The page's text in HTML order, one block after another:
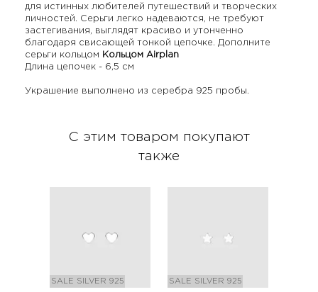
для истинных любителей путешествий и творческих
личностей. Серьги легко надеваются, не требуют
застегивания, выглядят красиво и утонченно
благодаря свисающей тонкой цепочке. Дополните
серьги кольцом
Кольцом Airplan
Длина цепочек - 6,5 см
Украшение выполнено из серебра 925 пробы.
С этим товаром покупают
также
SALE SILVER 925 SALE SILVER 925